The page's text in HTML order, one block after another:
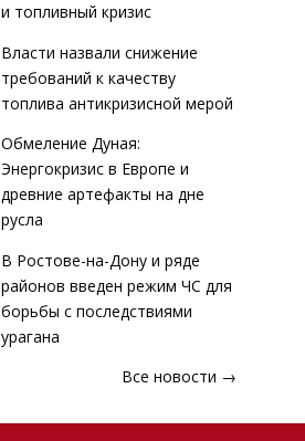
и топливный кризис
Власти назвали снижение
требований к качеству
топлива антикризисной мерой
Обмеление Дуная:
Энергокризис в Европе и
древние артефакты на дне
русла
В Ростове-на-Дону и ряде
районов введен режим ЧС для
борьбы с последствиями
урагана
Все новости →